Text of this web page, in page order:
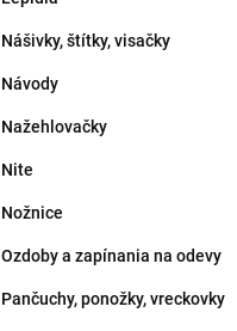
Nášivky, štítky, visačky
Návody
Nažehlovačky
Nite
Nožnice
Ozdoby a zapínania na odevy
Pančuchy, ponožky, vreckovky